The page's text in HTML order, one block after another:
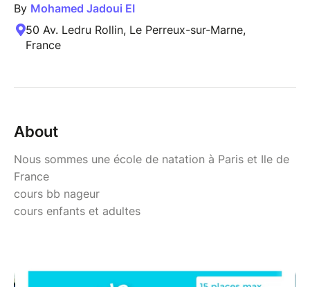
By Mohamed Jadoui EI
50 Av. Ledru Rollin, Le Perreux-sur-Marne,
France
About
Nous sommes une école de natation à Paris et Ile de
France
cours bb nageur
cours enfants et adultes